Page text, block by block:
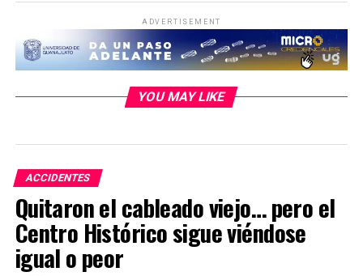
ADVERTISEMENT
YOU MAY LIKE
ACCIDENTES
Quitaron el cableado viejo… pero el
Centro Histórico sigue viéndose
igual o peor